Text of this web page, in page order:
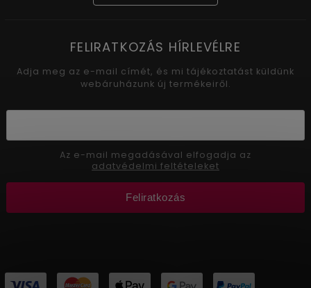
FELIRATKOZÁS HÍRLEVÉLRE
Adja meg az e-mail címét, és mi tájékoztatást küldünk
webáruházunk új termékeiről.
adatvédelmi feltételeket
Feliratkozás